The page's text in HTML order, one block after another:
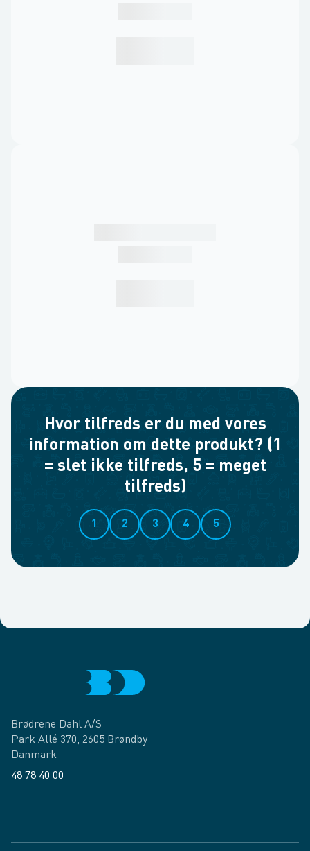
Hvor tilfreds er du med vores
information om dette produkt? (1
= slet ikke tilfreds, 5 = meget
tilfreds)
1 2 3 4 5
Brødrene Dahl A/S
Park Allé 370, 2605 Brøndby
Danmark
48 78 40 00